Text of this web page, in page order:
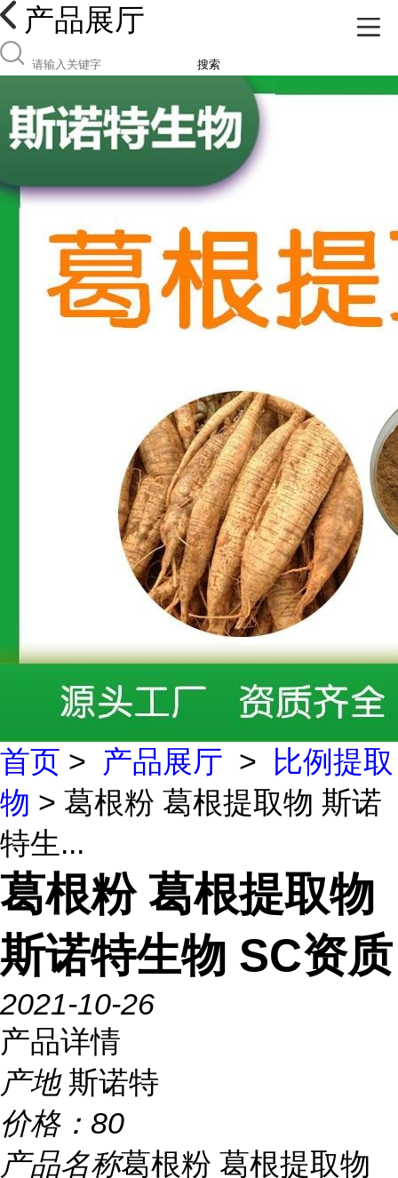
产品展厅
搜索
首页 > 产品展厅 >
比例提取
物 > 葛根粉 葛根提取物 斯诺
特生...
葛根粉 葛根提取物
斯诺特生物 SC资质
2021-10-26
产品详情
产地 斯诺特
价格： 80
产品名称葛根粉 葛根提取物